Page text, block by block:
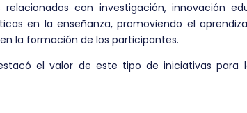
con investigación, innovación
en la enseñanza, promoviendo el
la formación de los participantes.
el valor de este tipo de iniciativas para